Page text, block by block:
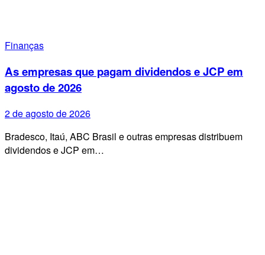
Finanças
As empresas que pagam dividendos e JCP em
agosto de 2026
2 de agosto de 2026
Bradesco, Itaú, ABC Brasil e outras empresas distribuem
dividendos e JCP em…